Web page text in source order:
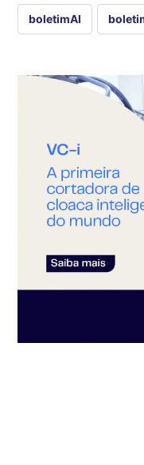
boletimAI